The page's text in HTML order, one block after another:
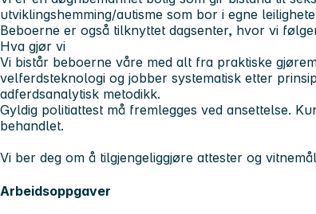
utviklingshemming/autisme som bor i egne
Beboerne er også tilknyttet dagsenter, hvor vi
Hva gjør vi
Vi bistår beboerne våre med alt fra praktiske
velferdsteknologi og jobber systematisk etter
adferdsanalytisk metodikk.
Gyldig politiattest må fremlegges ved ansettelse.
behandlet.
Vi ber deg om å tilgjengeliggjøre attester og
Arbeidsoppgaver